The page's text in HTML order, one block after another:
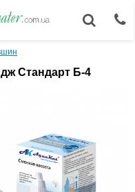
Стандарт Б-4